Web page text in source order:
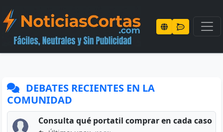
DEBATES RECIENTES EN LA
COMUNIDAD
Consulta qué portatil comprar en cada caso